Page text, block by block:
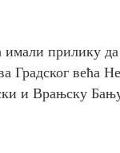
прилику
Градског
и Врањску